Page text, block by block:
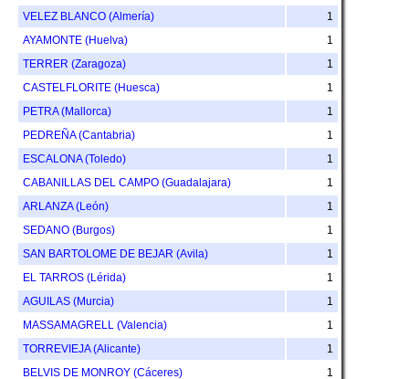
VELEZ BLANCO (Almería)
1
AYAMONTE (Huelva)
1
TERRER (Zaragoza)
1
CASTELFLORITE (Huesca)
1
PETRA (Mallorca)
1
PEDREÑA (Cantabria)
1
ESCALONA (Toledo)
1
CABANILLAS DEL CAMPO (Guadalajara)
1
ARLANZA (León)
1
SEDANO (Burgos)
1
SAN BARTOLOME DE BEJAR (Avila)
1
EL TARROS (Lérida)
1
AGUILAS (Murcia)
1
MASSAMAGRELL (Valencia)
1
TORREVIEJA (Alicante)
1
BELVIS DE MONROY (Cáceres)
1